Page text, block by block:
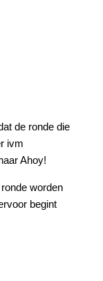
de ronde die
ivm
Ahoy!
worden
begint